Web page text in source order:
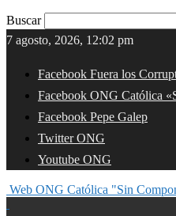
Buscar
7 agosto, 2026, 12:02 pm
Facebook Fuera los
Facebook ONG Católica
Facebook Pepe Galep
Twitter ONG
Youtube ONG
Web ONG Católica "Sin